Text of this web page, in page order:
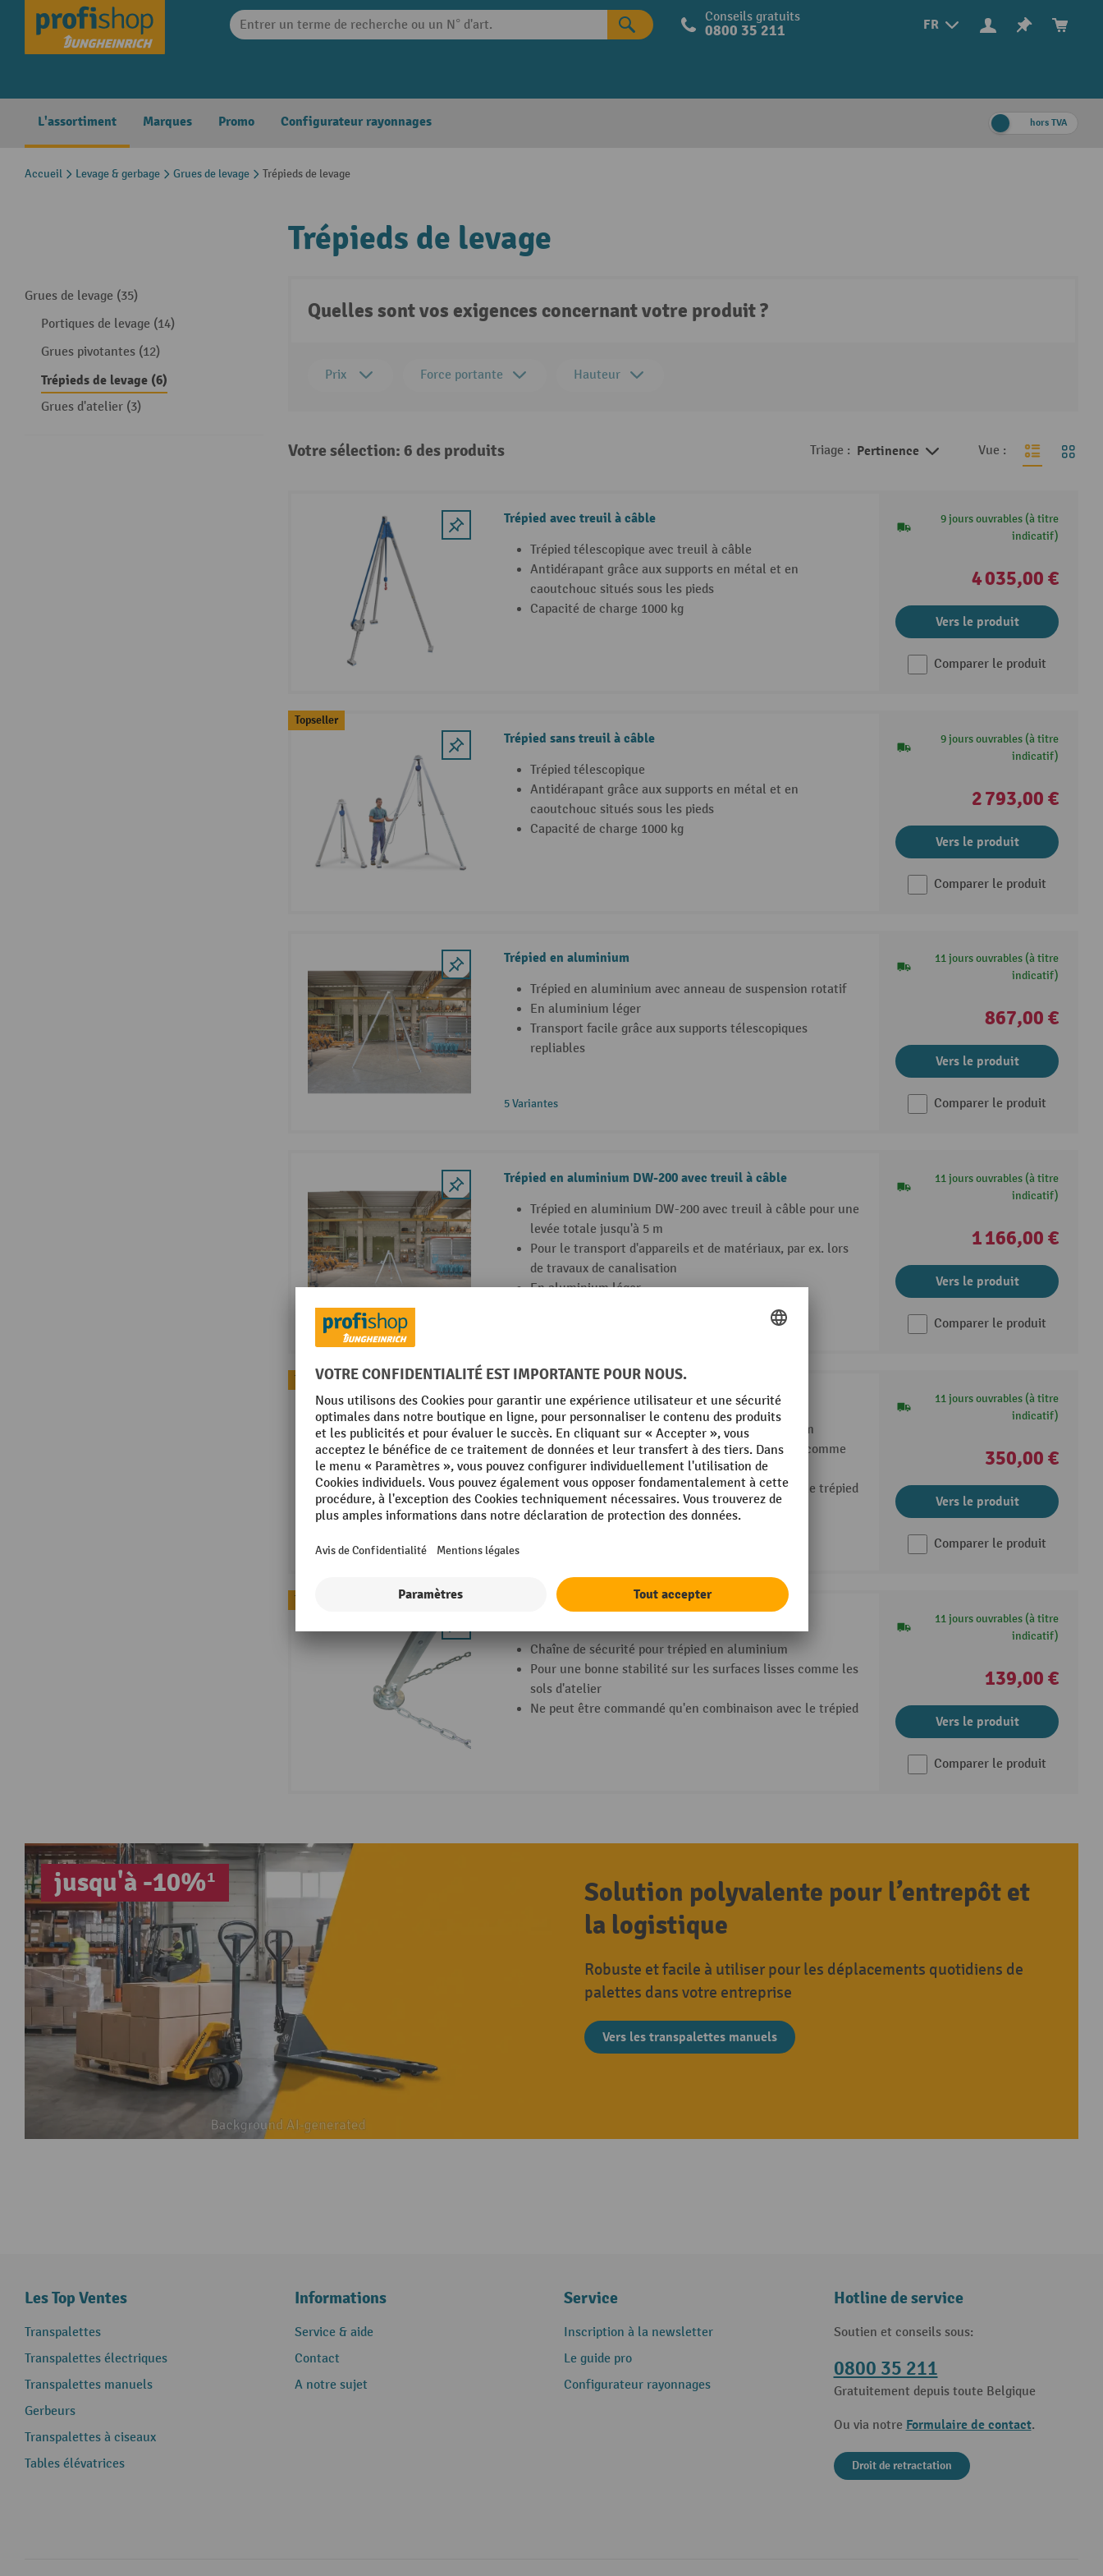
Skip to main navigation FR
Conseils gratuits
0800 35 211
L'assortiment Marques Promo Configurateur rayonnages hors TVA
Accueil Levage & gerbage Grues de levage Trépieds de levage
Grues de levage (35)
Portiques de levage (14)
Grues pivotantes (12)
Trépieds de levage (6)
Grues d'atelier (3)
Trépieds de levage
Quelles sont vos exigences concernant votre produit ?
Prix Force portante Hauteur
Votre sélection: 6 des produits Triage : Pertinence Vue :
Trépied avec treuil à câble
Trépied télescopique avec treuil à câble
Antidérapant grâce aux supports en métal et en
caoutchouc situés sous les pieds
Capacité de charge 1000 kg
9 jours ouvrables (à titre
indicatif)
4 035,00 €
Vers le produit
Comparer le produit
Topseller
Trépied sans treuil à câble
Trépied télescopique
Antidérapant grâce aux supports en métal et en
caoutchouc situés sous les pieds
Capacité de charge 1000 kg
9 jours ouvrables (à titre
indicatif)
2 793,00 €
Vers le produit
Comparer le produit
Trépied en aluminium
Trépied en aluminium avec anneau de suspension rotatif
En aluminium léger
Transport facile grâce aux supports télescopiques
repliables
5 Variantes
11 jours ouvrables (à titre
indicatif)
867,00 €
Vers le produit
Comparer le produit
Trépied en aluminium DW-200 avec treuil à câble
Trépied en aluminium DW-200 avec treuil à câble pour une
levée totale jusqu'à 5 m
Pour le transport d'appareils et de matériaux, par ex. lors
de travaux de canalisation
En aluminium léger
11 jours ouvrables (à titre
indicatif)
1 166,00 €
Vers le produit
Comparer le produit
Topseller
Plaques en caoutchouc pour trépied en aluminium
Plaques en caoutchouc pour trépied en aluminium
Pour une bonne stabilité sur les surfaces solides comme
les routes ou les sols d'atelier
Ne peut être commandé qu'en combinaison avec le trépied
11 jours ouvrables (à titre
indicatif)
350,00 €
Vers le produit
Comparer le produit
Topseller
Chaîne de sécurité pour trépied en aluminium
Pour une bonne stabilité sur les surfaces lisses comme les
sols d'atelier
Ne peut être commandé qu'en combinaison avec le trépied
11 jours ouvrables (à titre
indicatif)
139,00 €
Vers le produit
Comparer le produit
jusqu'à -10%¹
Solution polyvalente pour l’entrepôt et
la logistique
Robuste et facile à utiliser pour les déplacements quotidiens de
palettes dans votre entreprise
Vers les transpalettes manuels
Les Top Ventes
Transpalettes
Transpalettes électriques
Transpalettes manuels
Gerbeurs
Transpalettes à ciseaux
Tables élévatrices
Informations
Service & aide
Contact
A notre sujet
Service
Inscription à la newsletter
Le guide pro
Configurateur rayonnages
Hotline de service
Soutien et conseils sous:
0800 35 211
Gratuitement depuis toute Belgique
Ou via notre Formulaire de contact.
Droit de retractation